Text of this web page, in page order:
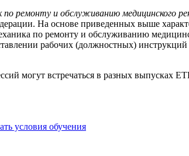
по ремонту и обслуживанию медицинского
На основе приведенных выше
по ремонту и обслуживанию
рабочих (должностных)
могут встречаться в разных выпусках
условия обучения